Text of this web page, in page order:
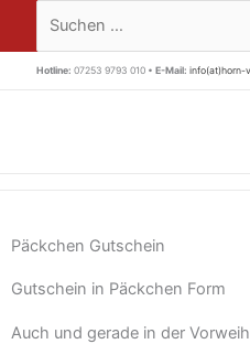
springen
Suchen …
Hotline: 07253 9793 010 • E-Mail: info(at)horn-
Päckchen Gutschein
Gutschein in Päckchen Form
Auch und gerade in der